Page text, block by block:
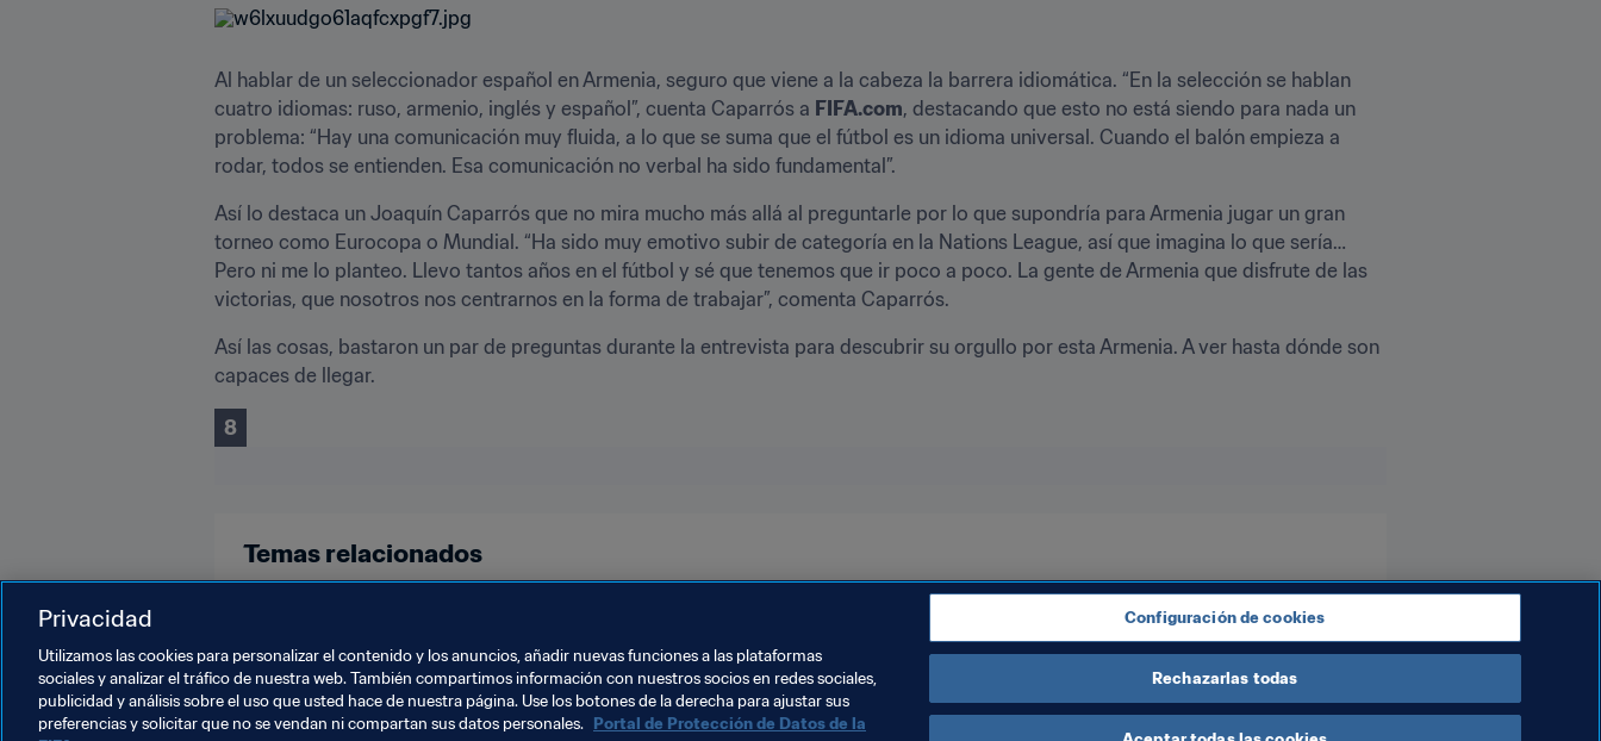
Al hablar de un seleccionador español en Armenia, seguro que viene a la cabeza la barrera idiomática. “En la selección se hablan
cuatro idiomas: ruso, armenio, inglés y español”, cuenta Caparrós a FIFA.com, destacando que esto no está siendo para nada un
problema: “Hay una comunicación muy fluida, a lo que se suma que el fútbol es un idioma universal. Cuando el balón empieza a
rodar, todos se entienden. Esa comunicación no verbal ha sido fundamental”.
Así lo destaca un Joaquín Caparrós que no mira mucho más allá al preguntarle por lo que supondría para Armenia jugar un gran
torneo como Eurocopa o Mundial. “Ha sido muy emotivo subir de categoría en la Nations League, así que imagina lo que sería…
Pero ni me lo planteo. Llevo tantos años en el fútbol y sé que tenemos que ir poco a poco. La gente de Armenia que disfrute de las
victorias, que nosotros nos centrarnos en la forma de trabajar”, comenta Caparrós.
Así las cosas, bastaron un par de preguntas durante la entrevista para descubrir su orgullo por esta Armenia. A ver hasta dónde son
capaces de llegar.
8
Temas relacionados
Privacidad
Utilizamos las cookies para personalizar el contenido y los anuncios, añadir nuevas funciones a las plataformas
sociales y analizar el tráfico de nuestra web. También compartimos información con nuestros socios en redes sociales,
publicidad y análisis sobre el uso que usted hace de nuestra página. Use los botones de la derecha para ajustar sus
preferencias y solicitar que no se vendan ni compartan sus datos personales. Portal de Protección de Datos de la
Configuración de cookies
Rechazarlas todas